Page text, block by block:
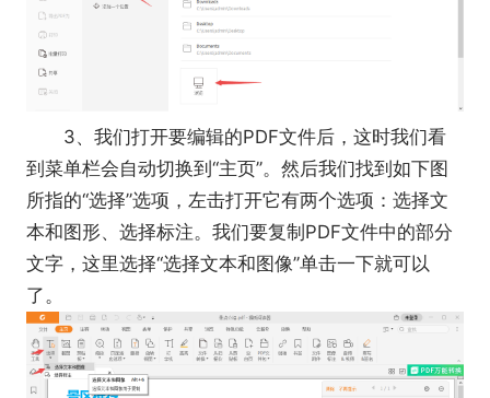
3、我们打开要编辑的PDF文件后，这时我们看
到菜单栏会自动切换到“主页”。然后我们找到如下图
所指的“选择”选项，左击打开它有两个选项：选择文
本和图形、选择标注。我们要复制PDF文件中的部分
文字，这里选择“选择文本和图像”单击一下就可以
了。